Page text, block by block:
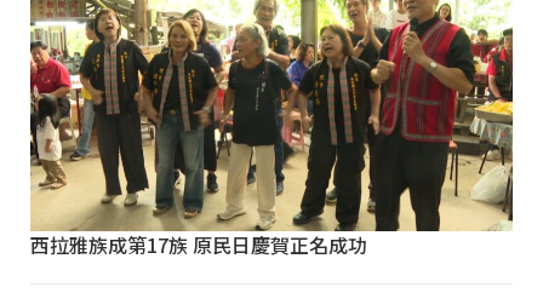
西拉雅族成第17族 原民日慶賀正名成功